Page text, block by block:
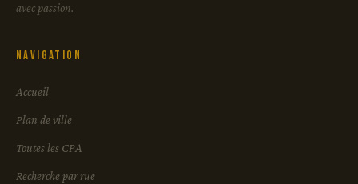
avec passion.
Navigation
Accueil
Plan de ville
Toutes les CPA
Recherche par rue